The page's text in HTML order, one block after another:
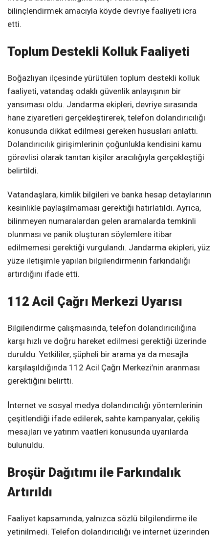
bilinçlendirmek amacıyla köyde devriye faaliyeti icra
etti.
Toplum Destekli Kolluk Faaliyeti
Boğazlıyan ilçesinde yürütülen toplum destekli kolluk
faaliyeti, vatandaş odaklı güvenlik anlayışının bir
yansıması oldu. Jandarma ekipleri, devriye sırasında
hane ziyaretleri gerçekleştirerek, telefon dolandırıcılığı
konusunda dikkat edilmesi gereken hususları anlattı.
Dolandırıcılık girişimlerinin çoğunlukla kendisini kamu
görevlisi olarak tanıtan kişiler aracılığıyla gerçekleştiği
belirtildi.
Vatandaşlara, kimlik bilgileri ve banka hesap detaylarının
kesinlikle paylaşılmaması gerektiği hatırlatıldı. Ayrıca,
bilinmeyen numaralardan gelen aramalarda temkinli
olunması ve panik oluşturan söylemlere itibar
edilmemesi gerektiği vurgulandı. Jandarma ekipleri, yüz
yüze iletişimle yapılan bilgilendirmenin farkındalığı
artırdığını ifade etti.
112 Acil Çağrı Merkezi Uyarısı
Bilgilendirme çalışmasında, telefon dolandırıcılığına
karşı hızlı ve doğru hareket edilmesi gerektiği üzerinde
duruldu. Yetkililer, şüpheli bir arama ya da mesajla
karşılaşıldığında 112 Acil Çağrı Merkezi’nin aranması
gerektiğini belirtti.
İnternet ve sosyal medya dolandırıcılığı yöntemlerinin
çeşitlendiği ifade edilerek, sahte kampanyalar, çekiliş
mesajları ve yatırım vaatleri konusunda uyarılarda
bulunuldu.
Broşür Dağıtımı ile Farkındalık
Artırıldı
Faaliyet kapsamında, yalnızca sözlü bilgilendirme ile
yetinilmedi. Telefon dolandırıcılığı ve internet üzerinden